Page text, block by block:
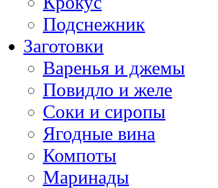
Подснежник
Заготовки
Варенья и джемы
Повидло и желе
Соки и сиропы
Ягодные вина
Компоты
Маринады